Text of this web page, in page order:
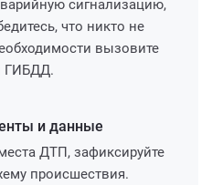
сигнализацию,
что никто не
вызовите
ГИБДД.
и данные
ДТП, зафиксируйте
происшествия.